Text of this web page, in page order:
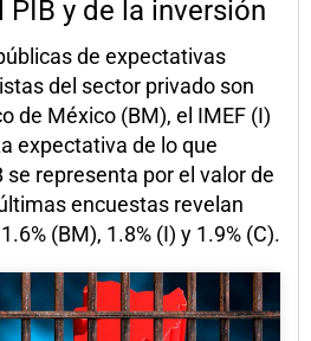
PIB y de la inversión
de expectativas
del sector privado son
de México (BM), el IMEF (I)
expectativa de lo que
se representa por el valor de
encuestas revelan
(BM), 1.8% (I) y 1.9% (C).